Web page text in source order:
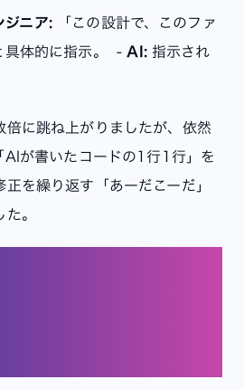
ジニア:「この設計で、このファ
体的に指示。
-AI:指示され
倍に跳ね上がりましたが、依然
AIが書いたコードの1行1行」を
を繰り返す「あーだこーだ」
。